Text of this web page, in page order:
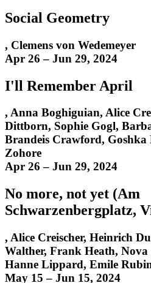
Social Geometry
, Clemens von Wedemeyer
Apr 26 – Jun 29, 2024
I'll Remember April
, Anna Boghiguian, Alice
Dittborn, Sophie Gogl,
Brandeis Crawford, Goshka
Zohore
Apr 26 – Jun 29, 2024
No more, not yet (Am
Schwarzenbergplatz,
, Alice Creischer, Heinrich
Walther, Frank Heath,
Hanne Lippard, Emile
May 15 – Jun 15, 2024